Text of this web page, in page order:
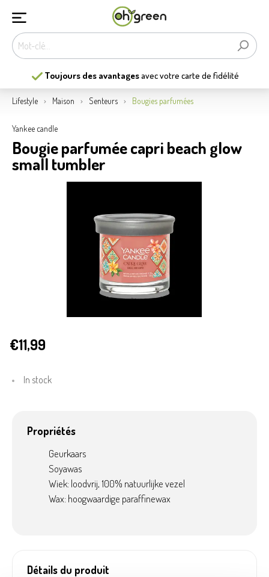
Toujours des avantagesavec votre carte de fidélité
Lifestyle Maison Senteurs Bougies parfumées
Yankee candle
Bougie parfumée capri beach glow
small tumbler
€11,99
In stock
Propriétés
Geurkaars
Soyawas
Wiek: loodvrij, 100% natuurlijke vezel
Wax: hoogwaardige paraffinewax
Détails du produit